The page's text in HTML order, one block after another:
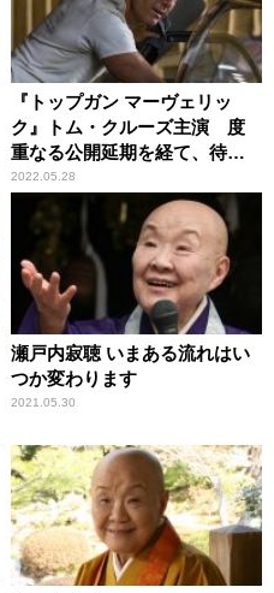
『トップガン マーヴェリッ
ク』トム・クルーズ主演 度
重なる公開延期を経て、待望
のスクリーンへ
2022.05.28
瀬戸内寂聴 いまある流れはい
つか変わります
2021.05.30